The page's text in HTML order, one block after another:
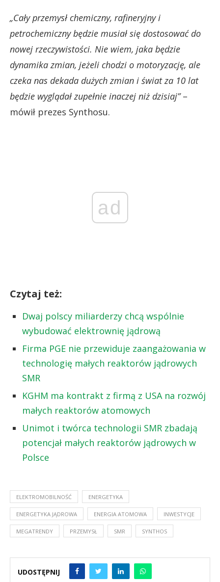
„Cały przemysł chemiczny, rafineryjny i
petrochemiczny będzie musiał się dostosować do
nowej rzeczywistości. Nie wiem, jaka będzie
dynamika zmian, jeżeli chodzi o motoryzację, ale
czeka nas dekada dużych zmian i świat za 10 lat
będzie wyglądał zupełnie inaczej niż dzisiaj”–
mówił prezes Synthosu.
ad
Czytaj też:
Dwaj polscy miliarderzy chcą wspólnie
wybudować elektrownię jądrową
Firma PGE nie przewiduje zaangażowania w
technologię małych reaktorów jądrowych
SMR
KGHM ma kontrakt z firmą z USA na rozwój
małych reaktorów atomowych
Unimot i twórca technologii SMR zbadają
potencjał małych reaktorów jądrowych w
Polsce
ELEKTROMOBILNOŚĆ ENERGETYKA
ENERGETYKA JĄDROWA ENERGIA ATOMOWA INWESTYCJE
MEGATRENDY PRZEMYSŁ SMR SYNTHOS
UDOSTĘPNIJ